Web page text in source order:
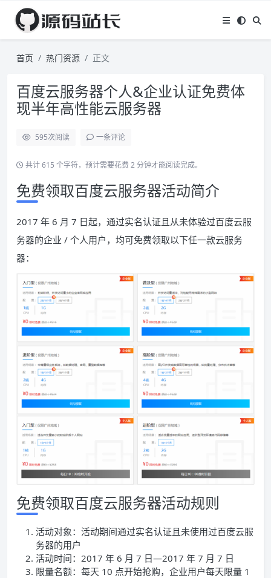
首页 热门资源 正文
百度云服务器个人&企业认证免费体
现半年高性能云服务器
595次阅读 一条评论
共计 615 个字符，预计需要花费 2 分钟才能阅读完成。
免费领取百度云服务器活动简介
2017 年 6 月 7 日起，通过实名认证且从未体验过百度云服
务器的企业 / 个人用户，均可免费领取以下任一款云服务
器：
免费领取百度云服务器活动规则
活动对象：活动期间通过实名认证且未使用过百度云服
务器的用户
活动时间：2017 年 6 月 7 日—2017 年 7 月 7 日
限量名额：每天 10 点开始抢购，企业用户每天限量 1